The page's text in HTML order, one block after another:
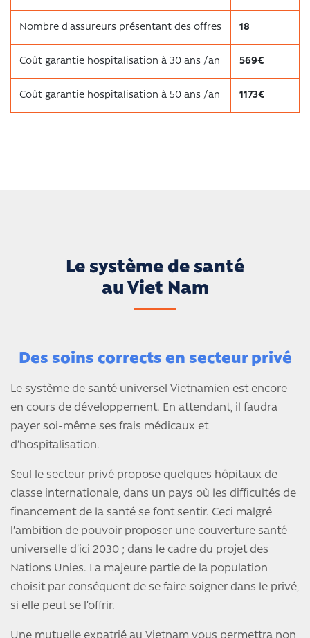
Nombre d'assureurs présentant des offres 18
Coût garantie hospitalisation à 30 ans /an 569€
Coût garantie hospitalisation à 50 ans /an 1173€
Le système de santé
au Viet Nam
Des soins corrects en secteur privé
Le système de santé universel Vietnamien est encore
en cours de développement. En attendant, il faudra
payer soi-même ses frais médicaux et
d’hospitalisation.
Seul le secteur privé propose quelques hôpitaux de
classe internationale, dans un pays où les difficultés de
financement de la santé se font sentir. Ceci malgré
l’ambition de pouvoir proposer une couverture santé
universelle d’ici 2030 ; dans le cadre du projet des
Nations Unies. La majeure partie de la population
choisit par conséquent de se faire soigner dans le privé,
si elle peut se l’offrir.